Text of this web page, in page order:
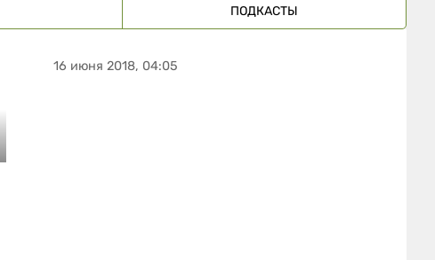
ПОДКАСТЫ
16 июня 2018, 04:05